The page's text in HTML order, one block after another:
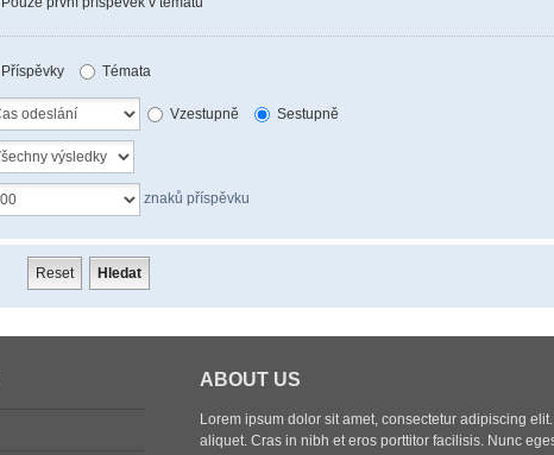
Příspěvky Témata
Vzestupně Sestupně
znaků příspěvku
ABOUT US
Lorem ipsum dolor sit amet, consectetur adipiscing
aliquet. Cras in nibh et eros porttitor facilisis. Nunc